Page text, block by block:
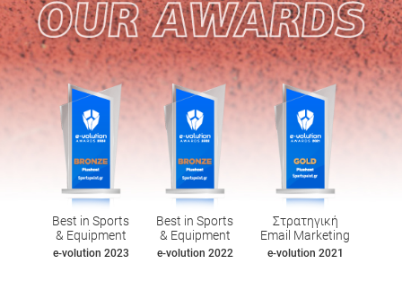
Best in Sports
& Equipment
e-volution 2023
Best in Sports
& Equipment
e-volution 2022
Στρατηγική
Email Marketing
e-volution 2021